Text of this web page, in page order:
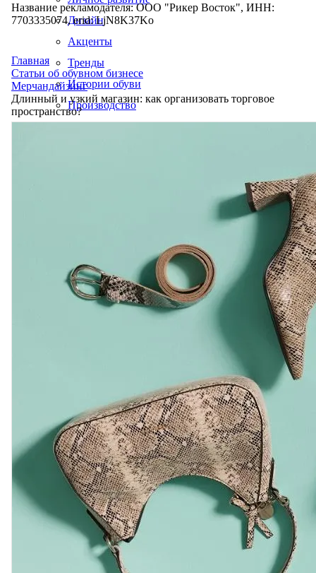
Дизайн
Акценты
Тренды
Истории обуви
Производство
Название рекламодателя: ООО "Рикер Восток", ИНН:
7703335074, erid: LjN8K37Ko
Главная
Статьи об обувном бизнесе
Мерчандайзинг
Длинный и узкий магазин: как организовать торговое
пространство?